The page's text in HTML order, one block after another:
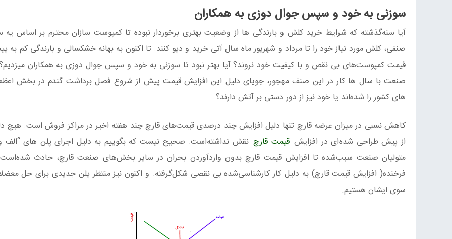
سوزنی به خود و سپس جوال دوزی به همکاران
آیا سنه‌گذشته که شرایط خرید کلش و بارندگی ها از وضعیت بهتری برخوردار نبوده تا کمپوست سازان محترم بر اساس
صنفی، کلش مورد نیاز خود را تا مرداد و شهریور ماه سال آتی خرید و دپو کنند. تا اکنون به بهانه خشکسالی و بارندگی کم به
قیمت کمپوست‌های بی نقص و با کیفیت خود نروند؟ آیا بهتر نبود تا سوزنی به خود و سپس جوال دوزی به همکاران میزدیم؟
صنعت با سال ها کار در این صنف مهجور، جویای دلیل این افزایش قیمت پیش از شروع فصل برداشت گندم در بخش
های کشور را شده‌اند یا خود نیز از دور دستی بر آتش دارند؟
کاهش نسبی در میزان عرضه قارچ تنها دلیل افزایش چند درصدی قیمت‌های قارچ چند هفته اخیر در مراکز فروش است. هیچ
از پیش طراحی شده‌ای در افزایش قیمت قارچ نقش نداشته‌است. صحیح نیست که بگوییم به دلیل اجرای پلن های
متولیان صنعت سبب‌شده تا افزایش قیمت قارچ بدون واردآوردن بحران در سایر بخش‌های صنعت قارچ، حادث
فرخنده( افزایش قیمت قارچ) به دلیل کار کارشناسی‌شده بی نقصی شکل‌گرفته. و اکنون نیز منتظر پلن جدیدی برای حل
سوی ایشان هستیم.